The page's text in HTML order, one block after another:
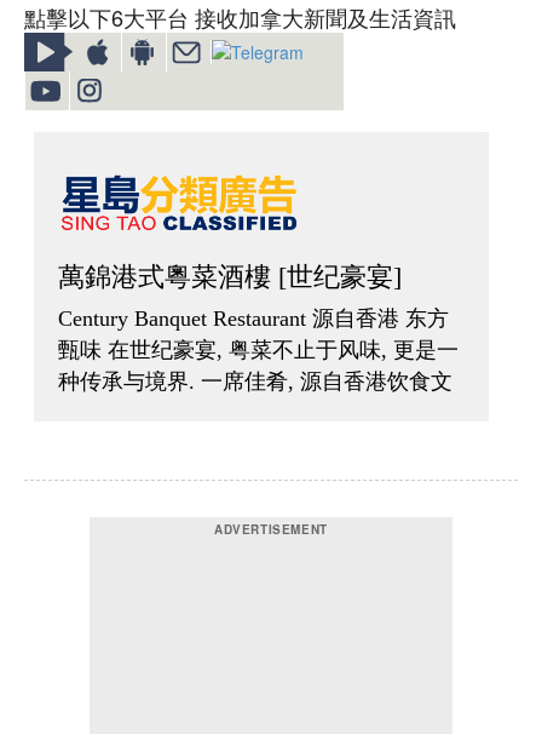
點擊以下6大平台 接收加拿大新聞及生活資訊